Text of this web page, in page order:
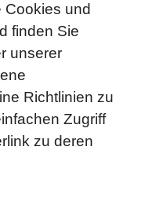
und
finden Sie
unserer
Richtlinien zu
Zugriff
zu deren